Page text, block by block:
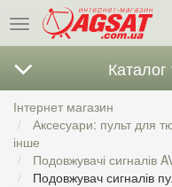
Меню
Каталог
Інтернет магазин
Аксесуари: пульт для
інше
Подовжувачі сигналів
Подовжувач сигналів